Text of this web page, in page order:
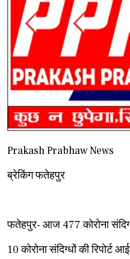
Prakash Prabhaw News
ब्रेकिंग फतेहपुर
फतेहपुर- आज 477 कोरोना
10 कोरोना संदिग्धों की रिपोर्ट